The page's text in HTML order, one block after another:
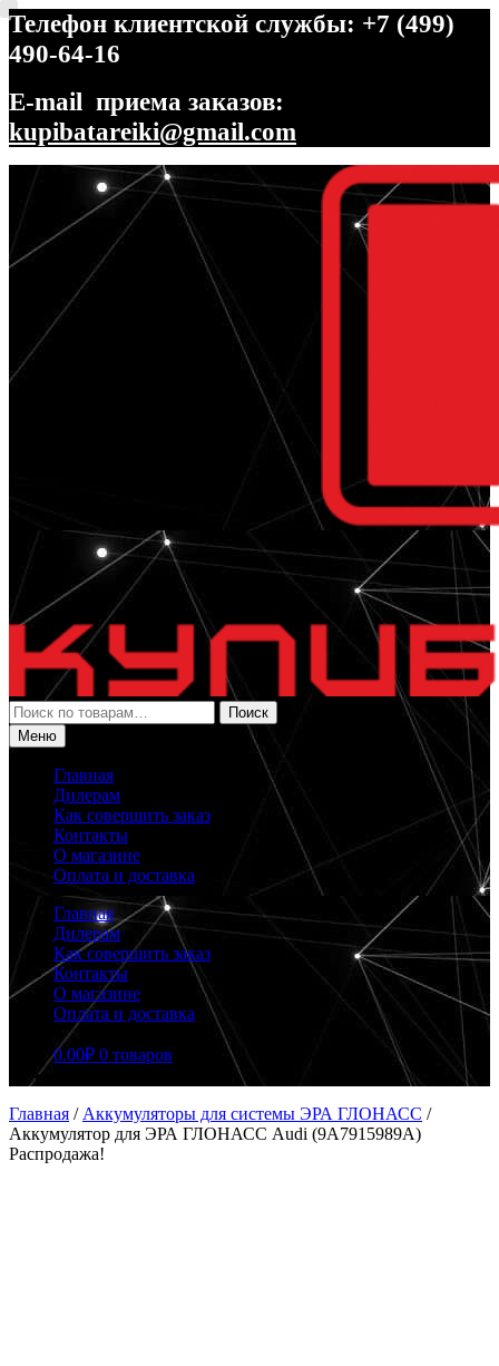
Телефон клиентской службы: +7 (499)
490-64-16
E-mail приема заказов:
kupibatareiki@gmail.com
Перейти
навигации
Перейти
содержимому
Искать:
Поиск
Меню
Главная
Дилерам
Как совершить заказ
Контакты
О магазине
Оплата и доставка
Главная
Дилерам
Как совершить заказ
Контакты
О магазине
Оплата и доставка
0.00₽ 0 товаров
Главная / Аккумуляторы для системы ЭРА ГЛОНАСС /
Аккумулятор для ЭРА ГЛОНАСС Audi (9A7915989A)
Распродажа!